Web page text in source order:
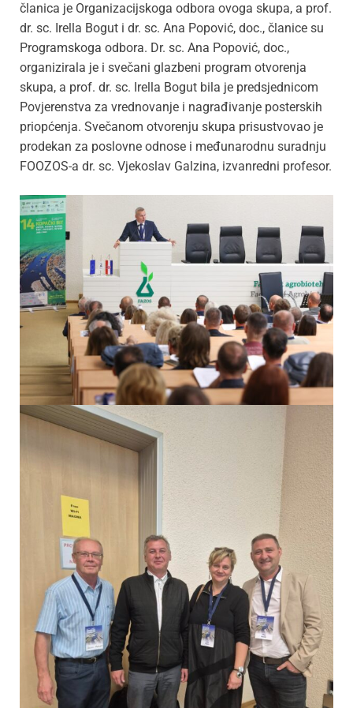
članica je Organizacijskoga odbora ovoga skupa, a prof.
dr. sc. Irella Bogut i dr. sc. Ana Popović, doc., članice su
Programskoga odbora. Dr. sc. Ana Popović, doc.,
organizirala je i svečani glazbeni program otvorenja
skupa, a prof. dr. sc. Irella Bogut bila je predsjednicom
Povjerenstva za vrednovanje i nagrađivanje posterskih
priopćenja. Svečanom otvorenju skupa prisustvovao je
prodekan za poslovne odnose i međunarodnu suradnju
FOOZOS-a dr. sc. Vjekoslav Galzina, izvanredni profesor.